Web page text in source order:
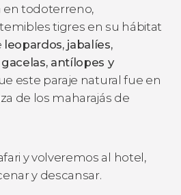
en todoterreno,
tigres en su hábitat
leopardos, jabalíes,
antílopes y
este paraje natural fue en
de los maharajás de
y volveremos al hotel,
y descansar.